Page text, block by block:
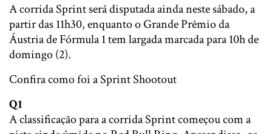
A corrida Sprint será disputada ainda neste sábado, a
partir das 11h30, enquanto o Grande Prêmio da
Áustria de Fórmula 1 tem largada marcada para 10h de
domingo (2).
Confira como foi a Sprint Shootout
Q1
A classificação para a corrida Sprint começou com a